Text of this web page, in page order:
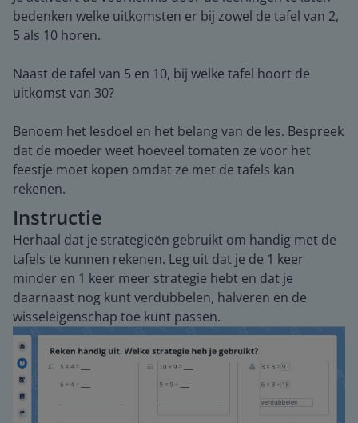
bedenken welke uitkomsten er bij zowel de tafel van 2,
5 als 10 horen.
Naast de tafel van 5 en 10, bij welke tafel hoort de
uitkomst van 30?
Benoem het lesdoel en het belang van de les. Bespreek
dat de moeder weet hoeveel tomaten ze voor het
feestje moet kopen omdat ze met de tafels kan
rekenen.
Instructie
Herhaal dat je strategieën gebruikt om handig met de
tafels te kunnen rekenen. Leg uit dat je de 1 keer
minder en 1 keer meer strategie hebt en dat je
daarnaast nog kunt verdubbelen, halveren en de
wisseleigenschap toe kunt passen.